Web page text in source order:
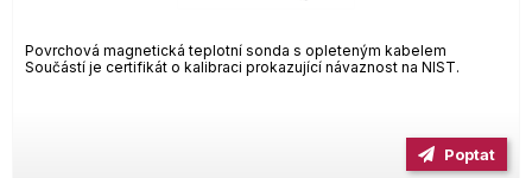
Povrchová magnetická teplotní sonda s opleteným kabelem
Součástí je certifikát o kalibraci prokazující návaznost na NIST.
Poptat